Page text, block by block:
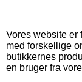
Vores website er
med forskellige
butikkernes
en bruger fra